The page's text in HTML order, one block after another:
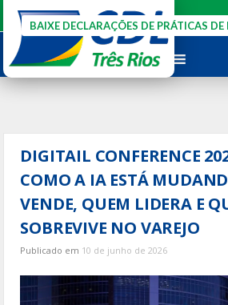
para
conteúdo
BAIXE DECLARAÇÕES DE PRÁTICAS
DIGITAIL CONFERENCE
COMO A IA ESTÁ
VENDE, QUEM LIDERA E
SOBREVIVE NO VAREJO
Publicado em 10 de junho de 2026